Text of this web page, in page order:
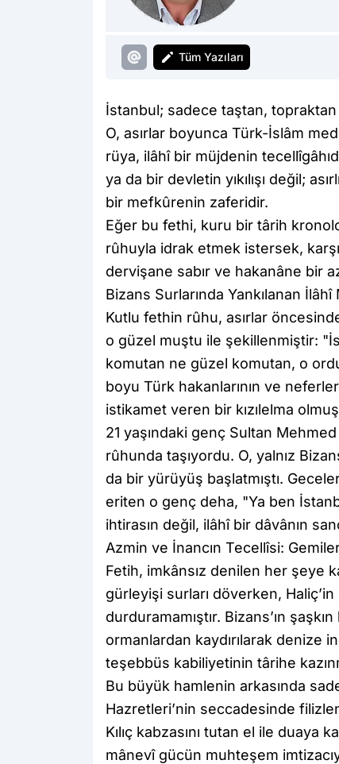
Tüm Yazıları
​İstanbul; sadece taştan,
O, asırlar boyunca Türk-İslâm
rüya, ilâhî bir müjdenin
ya da bir devletin yıkılışı değil;
bir mefkûrenin zaferidir.
​Eğer bu fethi, kuru bir târih
rûhuyla idrak etmek istersek,
dervişane sabır ve hakanâne bir
​Bizans Surlarında Yankılanan İlâhî
​Kutlu fethin rûhu, asırlar
o güzel muştu ile şekillenmiştir:
komutan ne güzel komutan, o
boyu Türk hakanlarının ve
istikamet veren bir kızılelma
​21 yaşındaki genç Sultan
rûhunda taşıyordu. O, yalnız
da bir yürüyüş başlatmıştı.
eriten o genç deha, "Ya ben
ihtirasın değil, ilâhî bir dâvânın
​Azmin ve İnancın Tecellîsi:
​Fetih, imkânsız denilen her şeye
gürleyişi surları döverken,
durduramamıştır. Bizans’ın
ormanlardan kaydırılarak denize
teşebbüs kabiliyetinin târihe
​Bu büyük hamlenin arkasında
Hazretleri’nin seccadesinde
Kılıç kabzasını tutan el ile
mânevî gücün muhteşem